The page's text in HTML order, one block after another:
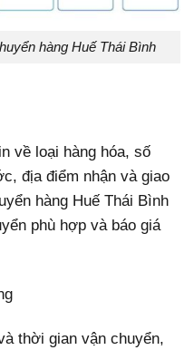
hàng Huế Thái Bình
về loại hàng hóa, số
địa điểm nhận và giao
hàng Huế Thái Bình
phù hợp và báo giá
thời gian vận chuyển,